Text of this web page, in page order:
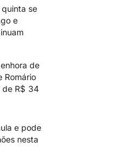
se
e
de
Romário
de R$ 34
e pode
nesta